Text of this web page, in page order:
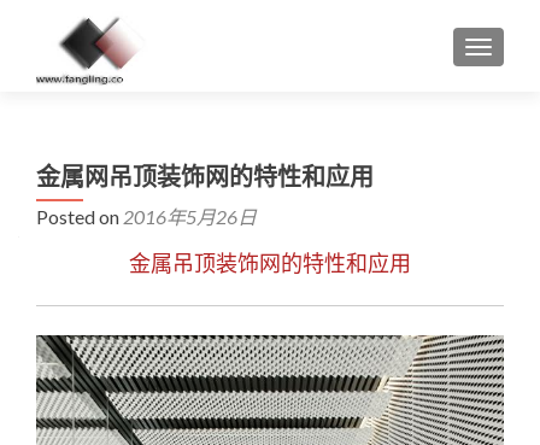
MENU
金属网吊顶装饰网的特性和应用
Posted on 2016年5月26日
金属吊顶装饰网的特性和应用